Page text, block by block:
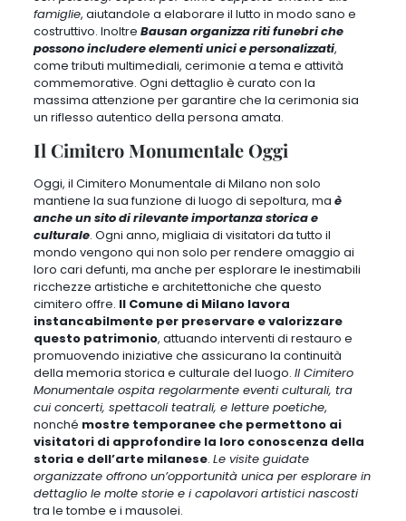
famiglie, aiutandole a elaborare il lutto in modo sano e
costruttivo. Inoltre Bausan organizza riti funebri che
possono includere elementi unici e personalizzati,
come tributi multimediali, cerimonie a tema e attività
commemorative. Ogni dettaglio è curato con la
massima attenzione per garantire che la cerimonia sia
un riflesso autentico della persona amata.
Il Cimitero Monumentale Oggi
Oggi, il Cimitero Monumentale di Milano non solo
mantiene la sua funzione di luogo di sepoltura, ma è
anche un sito di rilevante importanza storica e
culturale. Ogni anno, migliaia di visitatori da tutto il
mondo vengono qui non solo per rendere omaggio ai
loro cari defunti, ma anche per esplorare le inestimabili
ricchezze artistiche e architettoniche che questo
cimitero offre. Il Comune di Milano lavora
instancabilmente per preservare e valorizzare
questo patrimonio, attuando interventi di restauro e
promuovendo iniziative che assicurano la continuità
della memoria storica e culturale del luogo. Il Cimitero
Monumentale ospita regolarmente eventi culturali, tra
cui concerti, spettacoli teatrali, e letture poetiche,
nonché mostre temporanee che permettono ai
visitatori di approfondire la loro conoscenza della
storia e dell’arte milanese. Le visite guidate
organizzate offrono un’opportunità unica per esplorare in
dettaglio le molte storie e i capolavori artistici nascosti
tra le tombe e i mausolei.